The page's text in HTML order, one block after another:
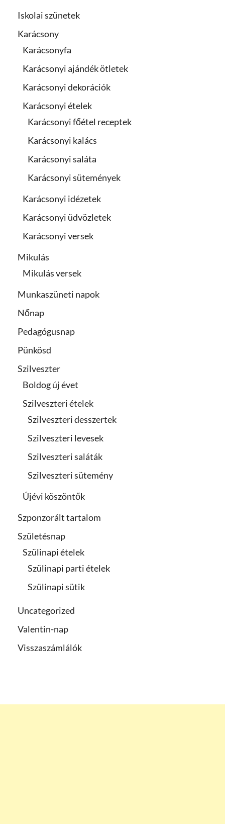
Iskolai szünetek
Karácsony
Karácsonyfa
Karácsonyi ajándék ötletek
Karácsonyi dekorációk
Karácsonyi ételek
Karácsonyi főétel receptek
Karácsonyi kalács
Karácsonyi saláta
Karácsonyi sütemények
Karácsonyi idézetek
Karácsonyi üdvözletek
Karácsonyi versek
Mikulás
Mikulás versek
Munkaszüneti napok
Nőnap
Pedagógusnap
Pünkösd
Szilveszter
Boldog új évet
Szilveszteri ételek
Szilveszteri desszertek
Szilveszteri levesek
Szilveszteri saláták
Szilveszteri sütemény
Újévi köszöntők
Szponzorált tartalom
Születésnap
Szülinapi ételek
Szülinapi parti ételek
Szülinapi sütik
Uncategorized
Valentin-nap
Visszaszámlálók